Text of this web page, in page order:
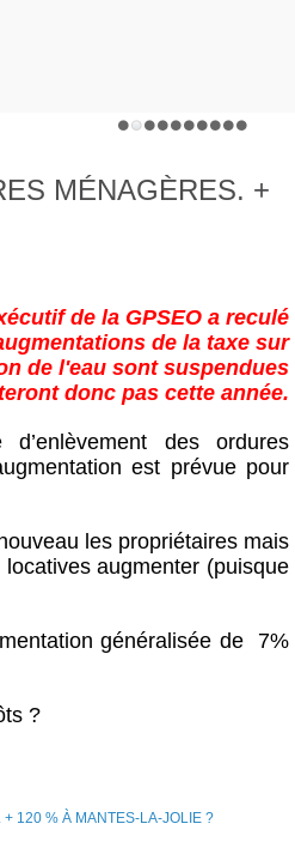
MÉNAGÈRES. +
de la GPSEO a reculé
de la taxe sur
de l'eau sont suspendues
donc pas cette année.
des ordures
est prévue pour
les propriétaires mais
augmenter (puisque
généralisée de 7%
?